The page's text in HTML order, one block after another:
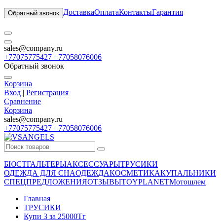
Обратный звонок ДоставкаОплатаКонтактыГарантия
sales@company.ru
+77075775427 +77058076006
Обратный звонок
Корзина
Вход | Регистрация
Сравнение
Корзина
sales@company.ru
+77075775427 +77058076006
БЮСТГАЛЬТЕРЫАКСЕССУАРЫТРУСИКИ
ОДЕЖДА ДЛЯ СНАОДЕЖДАКОСМЕТИКАКУПАЛЬНИКИ
СПЕЦПРЕДЛОЖЕНИЯОТЗЫВЫTOYPLANETМотошлем
Главная
ТРУСИКИ
Купи 3 за 25000Тг